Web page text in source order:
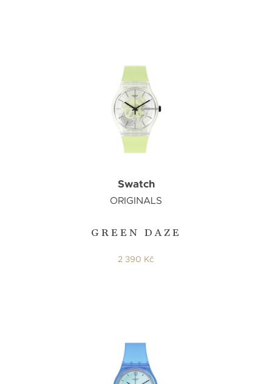
GREEN DAZE
Swatch
ORIGINALS
2 390 Kč